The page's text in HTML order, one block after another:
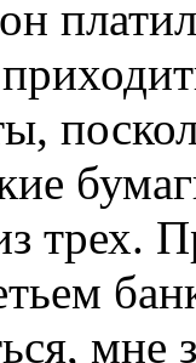
трех.
мне